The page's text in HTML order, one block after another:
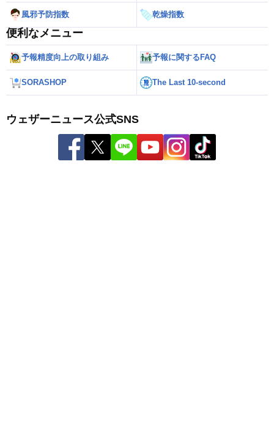
風邪予防指数 乾燥指数
便利なメニュー
予報精度向上の取り組み 予報に関するFAQ
SORASHOP The Last 10-second
ウェザーニュース公式SNS